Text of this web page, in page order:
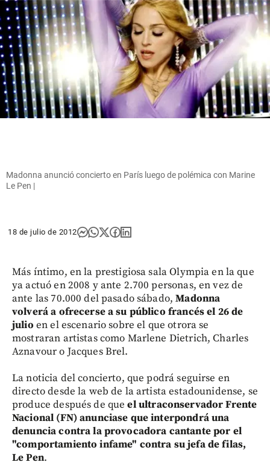
Madonna anunció concierto en París luego de polémica con Marine
Le Pen |
18 de julio de 2012
Más íntimo, en la prestigiosa sala Olympia en la que
ya actuó en 2008 y ante 2.700 personas, en vez de
ante las 70.000 del pasado sábado,Madonna
volverá a ofrecerse a su público francés el 26 de
julio en el escenario sobre el que otrora se
mostraran artistas como Marlene Dietrich, Charles
Aznavour o Jacques Brel.
La noticia del concierto, que podrá seguirse en
directo desde la web de la artista estadounidense, se
produce después de queel ultraconservador Frente
Nacional (FN) anunciase que interpondrá una
denuncia contra la provocadora cantante por el
"comportamiento infame" contra su jefa de filas,
Le Pen.